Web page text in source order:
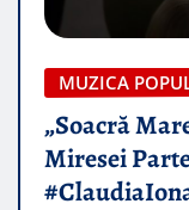
MUZICA
„Soacră
Miresei